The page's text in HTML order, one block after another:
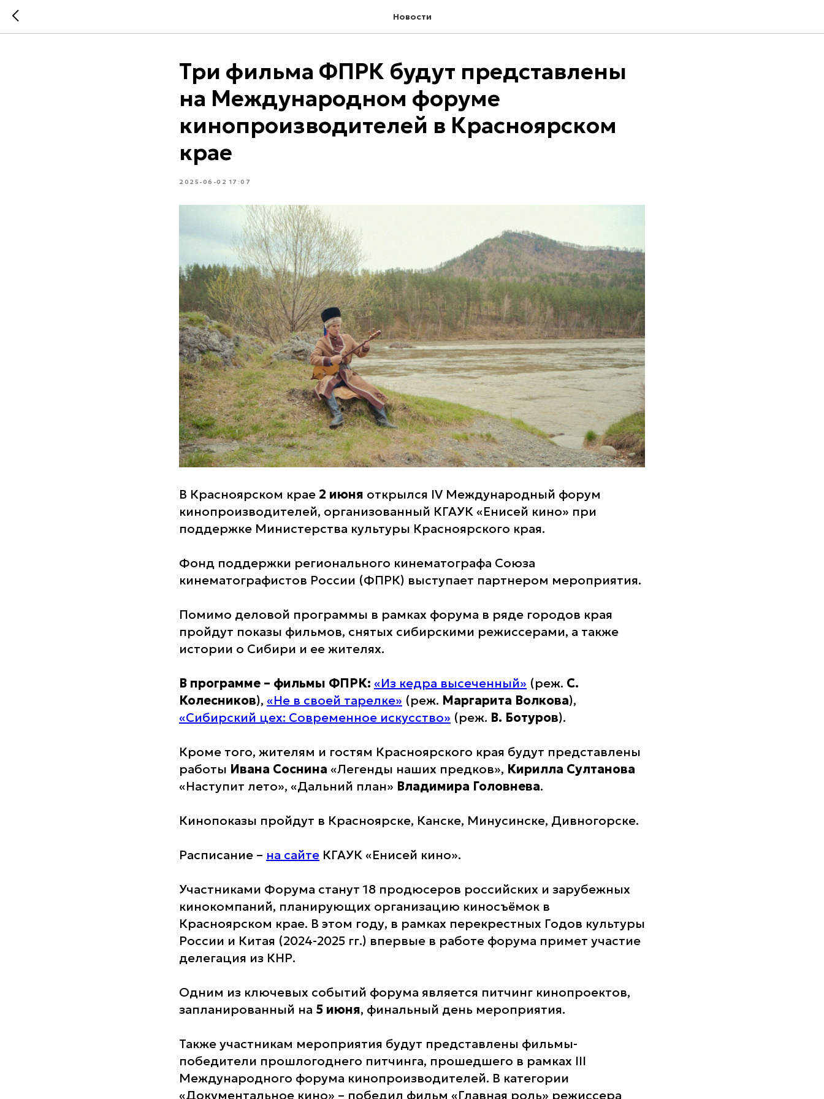
Новости
Три фильма ФПРК будут представлены
на Международном форуме
кинопроизводителей в Красноярском
крае
2025-06-02 17:07
В Красноярском крае 2 июня открылся IV Международный форум
кинопроизводителей, организованный КГАУК «Енисей кино» при
поддержке Министерства культуры Красноярского края.
Фонд поддержки регионального кинематографа Союза
кинематографистов России (ФПРК) выступает партнером мероприятия.
Помимо деловой программы в рамках форума в ряде городов края
пройдут показы фильмов, снятых сибирскими режиссерами, а также
истории о Сибири и ее жителях.
В программе – фильмы ФПРК: «Из кедра высеченный» (реж. С.
Колесников), «Не в своей тарелке» (реж. Маргарита Волкова),
«Сибирский цех: Современное искусство» (реж. В. Ботуров).
Кроме того, жителям и гостям Красноярского края будут представлены
работы Ивана Соснина «Легенды наших предков», Кирилла Султанова
«Наступит лето», «Дальний план» Владимира Головнева.
Кинопоказы пройдут в Красноярске, Канске, Минусинске, Дивногорске.
Расписание – на сайте КГАУК «Енисей кино».
Участниками Форума станут 18 продюсеров российских и зарубежных
кинокомпаний, планирующих организацию киносъёмок в
Красноярском крае. В этом году, в рамках перекрестных Годов культуры
России и Китая (2024-2025 гг.) впервые в работе форума примет участие
делегация из КНР.
Одним из ключевых событий форума является питчинг кинопроектов,
запланированный на 5 июня, финальный день мероприятия.
Также участникам мероприятия будут представлены фильмы-
победители прошлогоднего питчинга, прошедшего в рамках III
Международного форума кинопроизводителей. В категории
«Документальное кино» – победил фильм «Главная роль» режиссера